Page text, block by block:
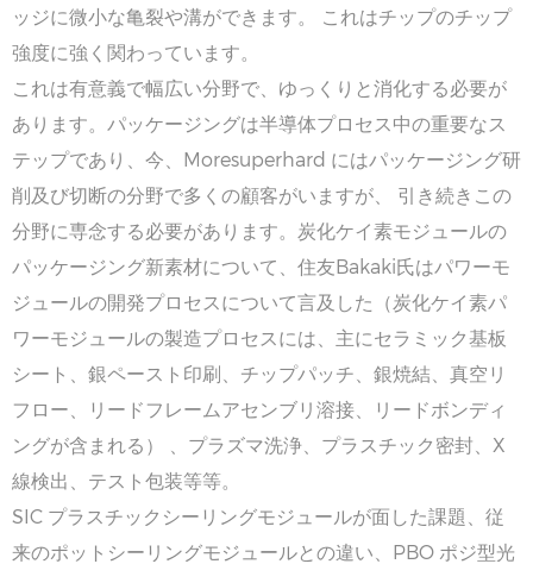
ッジに微小な亀裂や溝ができます。 これはチップのチップ
強度に強く関わっています。
これは有意義で幅広い分野で、ゆっくりと消化する必要が
あります。パッケージングは半導体プロセス中の重要なス
テップであり、今、Moresuperhard にはパッケージング研
削及び切断の分野で多くの顧客がいますが、 引き続きこの
分野に専念する必要があります。炭化ケイ素モジュールの
パッケージング新素材について、住友Bakaki氏はパワーモ
ジュールの開発プロセスについて言及した（炭化ケイ素パ
ワーモジュールの製造プロセスには、主にセラミック基板
シート、銀ペースト印刷、チップパッチ、銀焼結、真空リ
フロー、リードフレームアセンブリ溶接、リードボンディ
ングが含まれる） 、プラズマ洗浄、プラスチック密封、X
線検出、テスト包装等等。
SIC プラスチックシーリングモジュールが面した課題、従
来のポットシーリングモジュールとの違い、PBO ポジ型光